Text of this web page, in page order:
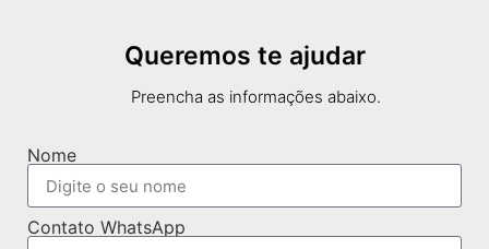
Queremos te ajudar
Preencha as informações abaixo.
Nome
Contato WhatsApp